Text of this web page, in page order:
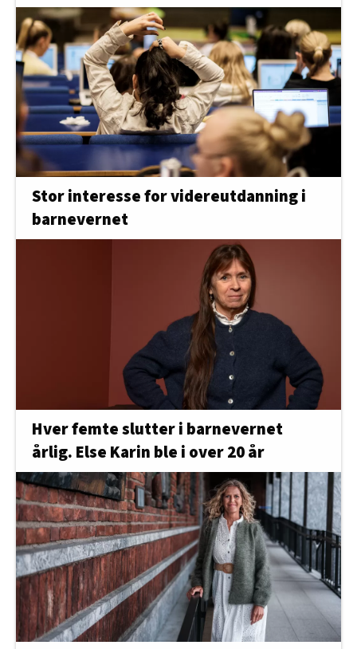
Stor interesse for videreutdanning i
barnevernet
Hver femte slutter i barnevernet
årlig. Else Karin ble i over 20 år